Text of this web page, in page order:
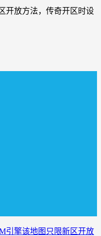
开放方法，传奇开区时设
引擎该地图只限新区开放